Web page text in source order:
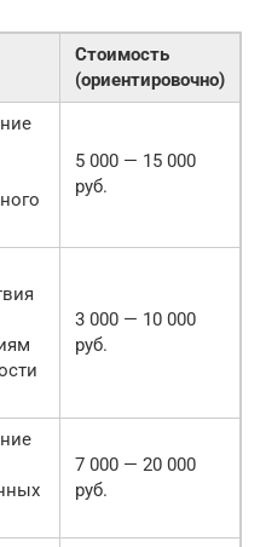
Стоимость
(ориентировочно)
5 000 — 15 000
руб.
3 000 — 10 000
руб.
7 000 — 20 000
руб.